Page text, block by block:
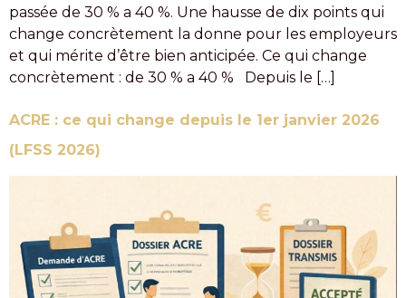
passée de 30 % a 40 %. Une hausse de dix points qui
change concrètement la donne pour les employeurs
et qui mérite d’être bien anticipée. Ce qui change
concrètement : de 30 % a 40 % Depuis le […]
ACRE : ce qui change depuis le 1er janvier 2026
(LFSS 2026)